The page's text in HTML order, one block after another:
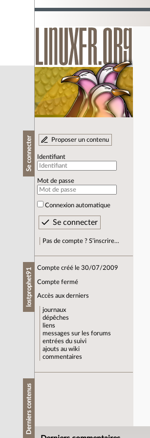
Se connecter Proposer un contenu
Identifiant
Mot de passe
Connexion automatique
Pas de compte ? S’inscrire…
lostprophet91 Compte créé le 30/07/2009
Compte fermé
Accès aux derniers
journaux
dépêches
liens
messages sur les forums
entrées du suivi
ajouts au wiki
commentaires
Derniers contenus